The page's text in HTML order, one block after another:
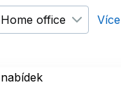
filtr Jazyky
Home office
Změnit
nabídek